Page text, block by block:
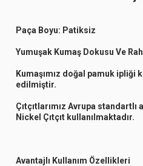
Paça Boyu: Patiksiz
Yumuşak Kumaş Dokusu Ve
Kumaşımız doğal pamuk ipliği
edilmiştir.
Çıtçıtlarımız Avrupa
Nickel Çıtçıt kullanılmaktadır.
Avantajlı Kullanım Özellikleri